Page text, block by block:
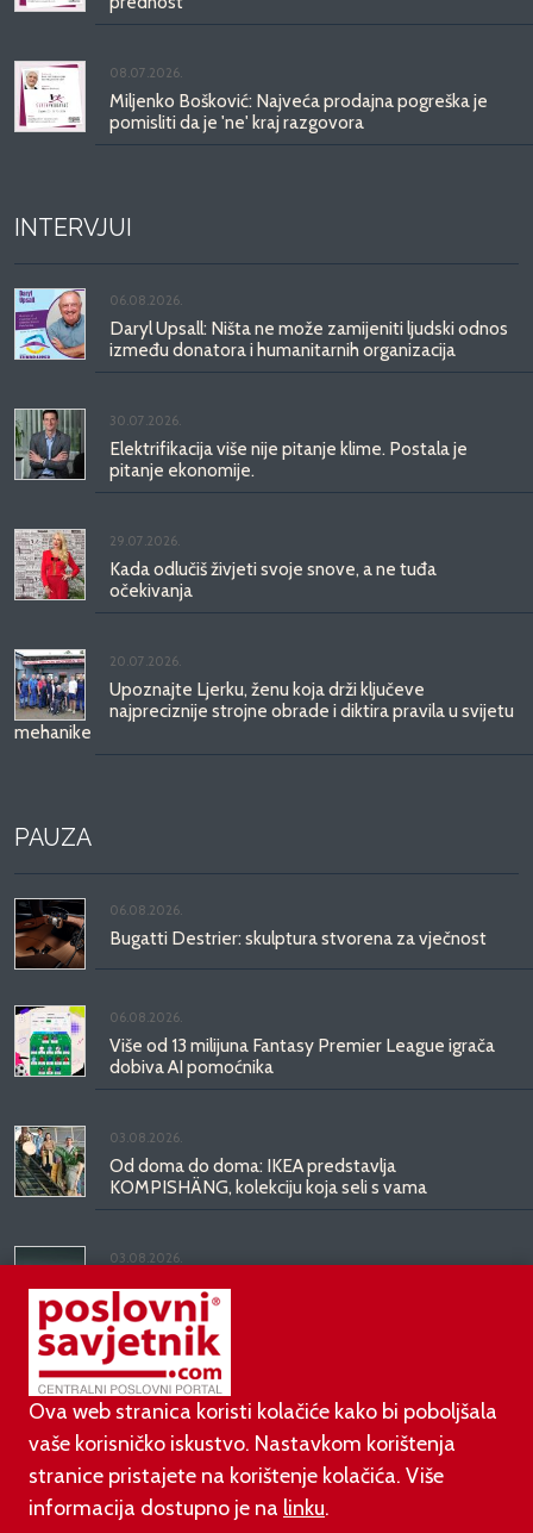
08.07.2026.
Miljenko Bošković: Najveća prodajna pogreška je
pomisliti da je 'ne' kraj razgovora
INTERVJUI
06.08.2026.
Daryl Upsall: Ništa ne može zamijeniti ljudski odnos
između donatora i humanitarnih organizacija
30.07.2026.
Elektrifikacija više nije pitanje klime. Postala je
pitanje ekonomije.
29.07.2026.
Kada odlučiš živjeti svoje snove, a ne tuđa
očekivanja
20.07.2026.
Upoznajte Ljerku, ženu koja drži ključeve
najpreciznije strojne obrade i diktira pravila u svijetu
mehanike
PAUZA
06.08.2026.
Bugatti Destrier: skulptura stvorena za vječnost
06.08.2026.
Više od 13 milijuna Fantasy Premier League igrača
dobiva AI pomoćnika
03.08.2026.
Od doma do doma: IKEA predstavlja
KOMPISHÄNG, kolekciju koja seli s vama
03.08.2026.
Kineski BYD predstavio luksuznu limuzinu veću od
Mercedesove S-klase, obećava domet do 1.000
kilometara
Ova web stranica koristi kolačiće kako bi poboljšala
vaše korisničko iskustvo. Nastavkom korištenja
stranice pristajete na korištenje kolačića. Više
informacija dostupno je na linku.